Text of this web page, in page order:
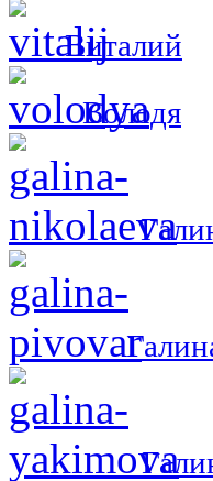
Виталий
Володя